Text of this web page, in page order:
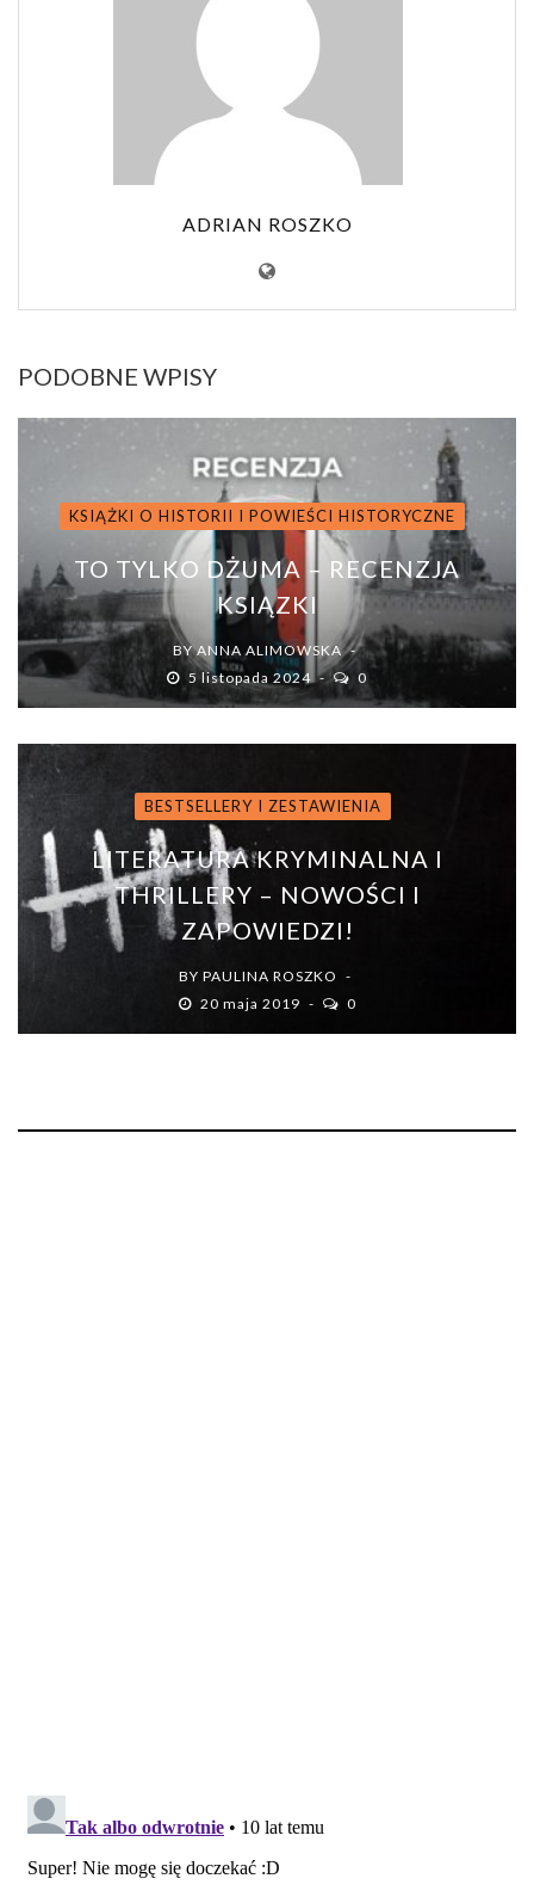
ADRIAN ROSZKO
PODOBNE WPISY
KSIĄŻKI O HISTORII I POWIEŚCI HISTORYCZNE
TO TYLKO DŻUMA – RECENZJA
KSIĄZKI
BYANNA ALIMOWSKA
5 listopada 2024
0
BESTSELLERY I ZESTAWIENIA
LITERATURA KRYMINALNA I
THRILLERY – NOWOŚCI I
ZAPOWIEDZI!
BY PAULINA ROSZKO
20 maja 2019
0